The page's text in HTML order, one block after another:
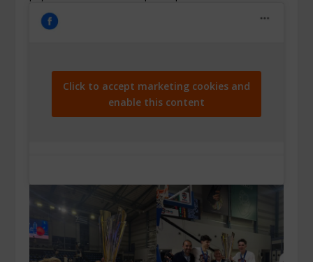
Click to accept marketing cookies and
enable this content